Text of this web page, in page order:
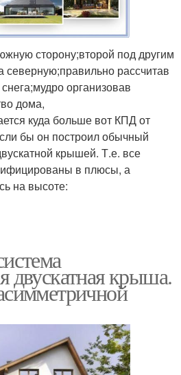
сторону;второй под другим
северную;правильно рассчитав
организовав
дома,
куда больше вот КПД от
бы он построил обычный
крышей. Т.е. все
в плюсы, а
на высоте:
двускатная крыша.